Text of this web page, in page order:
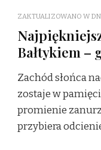
ZAKTUALIZOWANO W
Bałtykiem –
Zachód słońca
zostaje w
promienie
przybiera